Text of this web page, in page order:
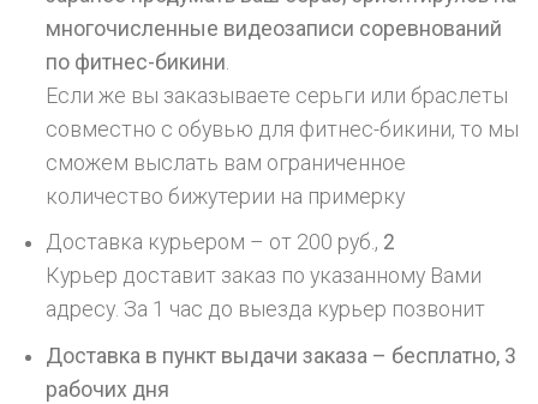
многочисленные видеозаписи соревнований
по фитнес-бикини
Если же вы заказываете серьги или браслеты
совместно с обувью для фитнес-бикини, то мы
сможем выслать вам ограниченное
количество бижутерии на примерку
Доставка курьером – от 200 руб., 2
Курьер доставит заказ по указанному Вами
адресу. За 1 час до выезда курьер позвонит
Доставка в пункт выдачи заказа – бесплатно, 3
рабочих дня